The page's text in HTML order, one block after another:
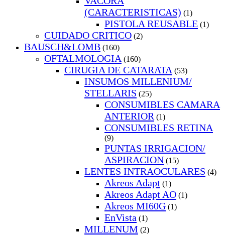
(CARACTERISTICAS) (1)
PISTOLA REUSABLE (1)
CUIDADO CRITICO (2)
BAUSCH&LOMB (160)
OFTALMOLOGIA (160)
CIRUGIA DE CATARATA (53)
INSUMOS MILLENIUM/
STELLARIS (25)
CONSUMIBLES CAMARA
ANTERIOR (1)
CONSUMIBLES RETINA
(9)
PUNTAS IRRIGACION/
ASPIRACION (15)
LENTES INTRAOCULARES (4)
Akreos Adapt (1)
Akreos Adapt AO (1)
Akreos MI60G (1)
EnVista (1)
MILLENUM (2)